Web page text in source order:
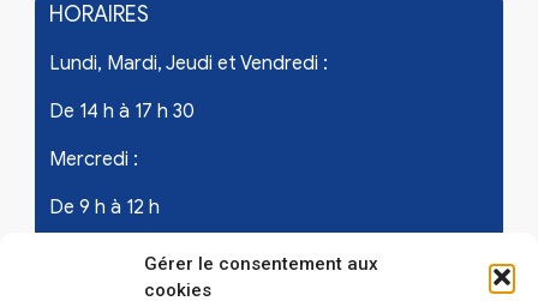
Gérer le consentement aux
cookies
HORAIRES
Lundi, Mardi, Jeudi et Vendredi :
De 14 h à 17 h 30
Mercredi :
De 9 h à 12 h
Samedi - les 1er et 3ème de chaque mois :